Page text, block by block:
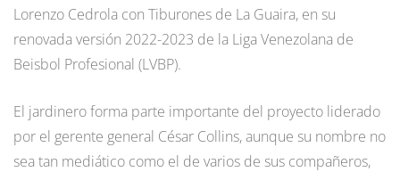
Lorenzo Cedrola con Tiburones de La Guaira, en su
renovada versión 2022-2023 de la Liga Venezolana de
Beisbol Profesional (LVBP).
El jardinero forma parte importante del proyecto liderado
por el gerente general César Collins, aunque su nombre no
sea tan mediático como el de varios de sus compañeros,